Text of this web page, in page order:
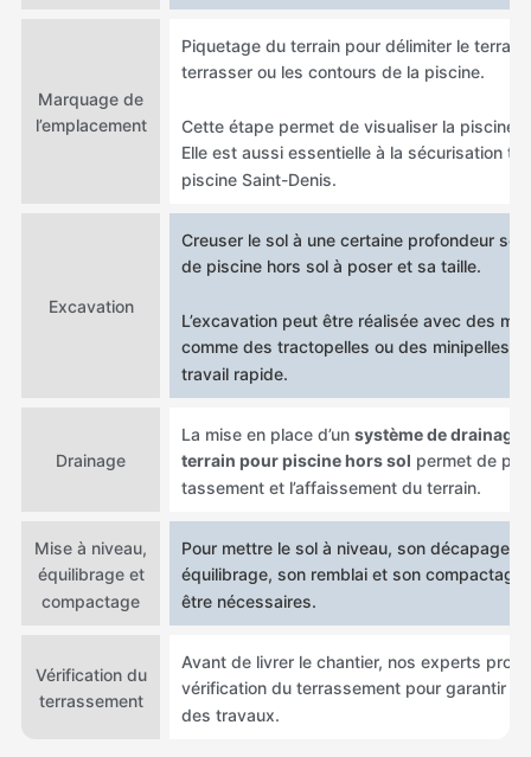
Marquage de
l’emplacement
Piquetage du terrain pour délimiter le terrain
terrasser ou les contours de la piscine.
Cette étape permet de visualiser la piscine
Elle est aussi essentielle à la sécurisation
piscine Saint-Denis.
Excavation
Creuser le sol à une certaine profondeur
de piscine hors sol à poser et sa taille.
L’excavation peut être réalisée avec des
comme des tractopelles ou des minipelles
travail rapide.
Drainage
La mise en place d’un système de drainage
terrain pour piscine hors sol permet de
tassement et l’affaissement du terrain.
Mise à niveau,
équilibrage et
compactage
Pour mettre le sol à niveau, son décapage,
équilibrage, son remblai et son compactage
être nécessaires.
Vérification du
terrassement
Avant de livrer le chantier, nos experts
vérification du terrassement pour garantir la
des travaux.